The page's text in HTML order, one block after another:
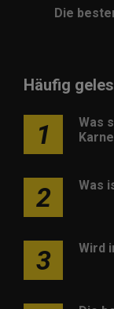
Die
Häufig
1
Was
2 Was
3 Wird